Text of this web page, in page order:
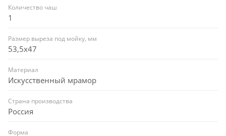
Количество чаш
1
Размер выреза под мойку, мм
53,5x47
Материал
Искусственный мрамор
Страна производства
Россия
Форма